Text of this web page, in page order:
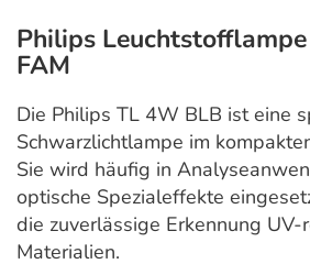
Philips
FAM
Die Philips TL 4W BLB ist eine
Schwarzlichtlampe im
Sie wird häufig in
optische Spezialeffekte
die zuverlässige Erkennung UV-
Materialien.